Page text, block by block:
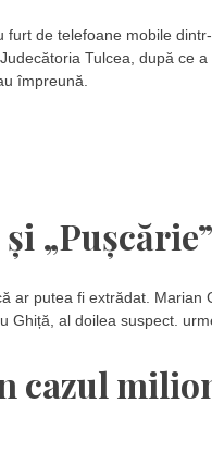
de telefoane mobile
Tulcea, după ce
împreună.
ar putea fi extrădat. Marian
al doilea suspect.
cazul